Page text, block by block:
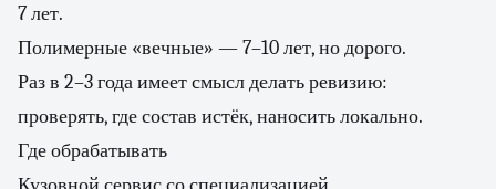
7 лет.
Полимерные «вечные» — 7–10 лет, но дорого.
Раз в 2–3 года имеет смысл делать ревизию:
проверять, где состав истёк, наносить локально.
Где обрабатывать